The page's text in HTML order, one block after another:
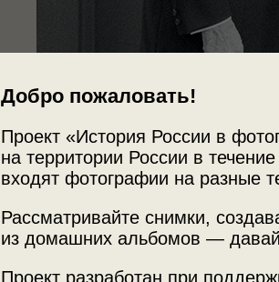
Добро пожаловать!
Проект «История России в
на территории России в
входят фотографии на разные
Рассматривайте снимки,
из домашних альбомов —
Проект разработан при